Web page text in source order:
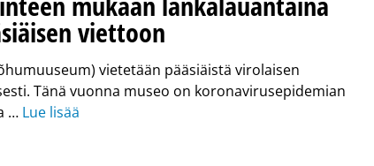
viettoon
vietetään pääsiäistä virolaisen
Tänä vuonna museo on koronavirusepidemian
… Lue lisää